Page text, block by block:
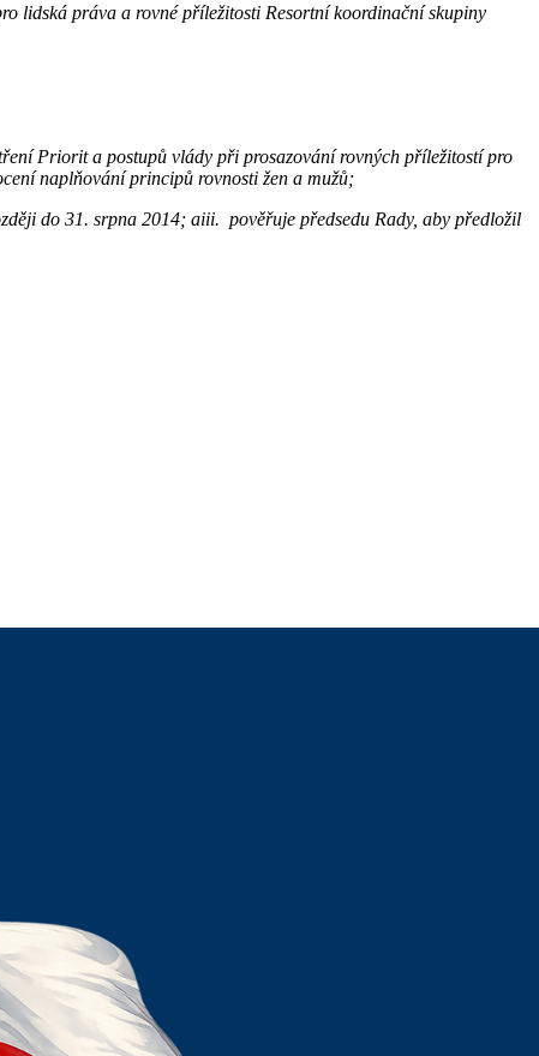
lidská práva a rovné příležitosti Resortní koordinační skupiny
Priorit a postupů vlády při prosazování rovných příležitostí pro
naplňování principů rovnosti žen a mužů;
do 31. srpna 2014; aiii. pověřuje předsedu Rady, aby předložil